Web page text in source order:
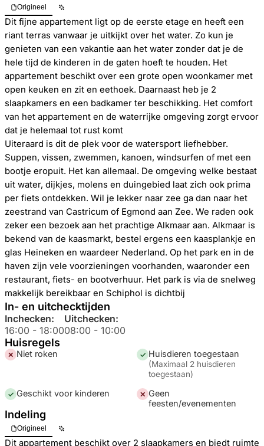
Origineel
Dit fijne appartement ligt op de eerste etage en heeft een
riant terras vanwaar je uitkijkt over het water. Zo kun je
genieten van een vakantie aan het water zonder dat je de
hele tijd de kinderen in de gaten hoeft te houden. Het
appartement beschikt over een grote open woonkamer met
open keuken en zit en eethoek. Daarnaast heb je 2
slaapkamers en een badkamer ter beschikking. Het comfort
van het appartement en de waterrijke omgeving zorgt ervoor
dat je helemaal tot rust komt
Uiteraard is dit de plek voor de watersport liefhebber.
Suppen, vissen, zwemmen, kanoen, windsurfen of met een
bootje eropuit. Het kan allemaal. De omgeving welke bestaat
uit water, dijkjes, molens en duingebied laat zich ook prima
per fiets ontdekken. Wil je lekker naar zee ga dan naar het
zeestrand van Castricum of Egmond aan Zee. We raden ook
zeker een bezoek aan het prachtige Alkmaar aan. Alkmaar is
bekend van de kaasmarkt, bestel ergens een kaasplankje en
glas Heineken en waardeer Nederland. Op het park en in de
haven zijn vele voorzieningen voorhanden, waaronder een
restaurant, fiets- en bootverhuur. Het park is via de snelweg
makkelijk bereikbaar en Schiphol is dichtbij
In- en uitchecktijden
Inchecken:
16:00 - 18:00
Uitchecken:
08:00 - 10:00
Huisregels
✕ Niet roken ✓ Huisdieren toegestaan
(Maximaal 2 huisdieren
toegestaan)
✓ Geschikt voor kinderen ✕ Geen
feesten/evenementen
Indeling
Origineel
Dit appartement beschikt over 2 slaapkamers en biedt ruimte